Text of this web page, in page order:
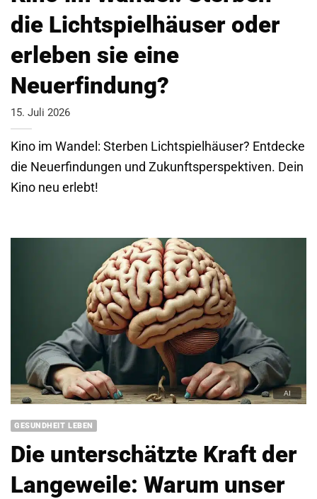
die Lichtspielhäuser oder
erleben sie eine
Neuerfindung?
15. Juli 2026
Kino im Wandel: Sterben Lichtspielhäuser? Entdecke
die Neuerfindungen und Zukunftsperspektiven. Dein
Kino neu erlebt!
GESUNDHEIT LEBEN
Die unterschätzte Kraft der
Langeweile: Warum unser